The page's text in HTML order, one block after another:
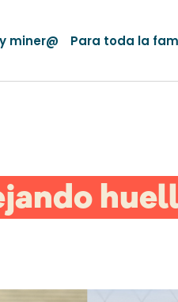
miner@ Para toda la